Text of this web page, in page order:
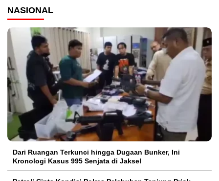
NASIONAL
Dari Ruangan Terkunci hingga Dugaan Bunker, Ini
Kronologi Kasus 995 Senjata di Jaksel